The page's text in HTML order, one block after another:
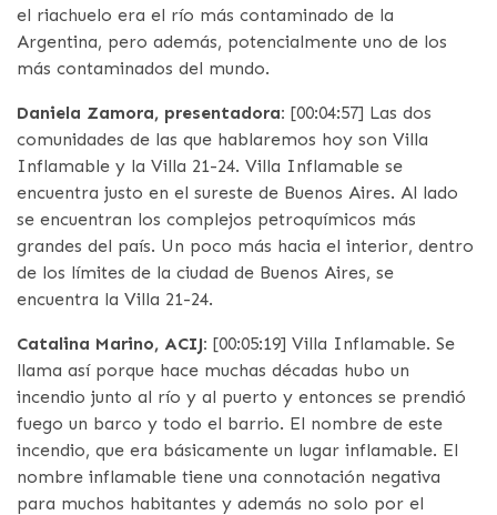
el riachuelo era el río más contaminado de la
Argentina, pero además, potencialmente uno de los
más contaminados del mundo.
Daniela Zamora, presentadora: [00:04:57] Las dos
comunidades de las que hablaremos hoy son Villa
Inflamable y la Villa 21-24. Villa Inflamable se
encuentra justo en el sureste de Buenos Aires. Al lado
se encuentran los complejos petroquímicos más
grandes del país. Un poco más hacia el interior, dentro
de los límites de la ciudad de Buenos Aires, se
encuentra la Villa 21-24.
Catalina Marino, ACIJ: [00:05:19] Villa Inflamable. Se
llama así porque hace muchas décadas hubo un
incendio junto al río y al puerto y entonces se prendió
fuego un barco y todo el barrio. El nombre de este
incendio, que era básicamente un lugar inflamable. El
nombre inflamable tiene una connotación negativa
para muchos habitantes y además no solo por el